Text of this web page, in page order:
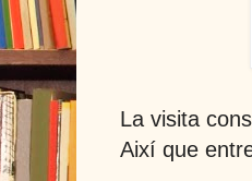
La visita
Així que